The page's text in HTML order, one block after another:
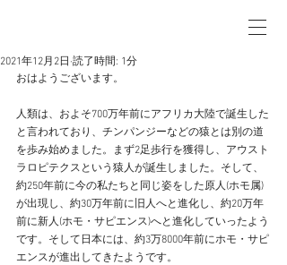
2021年12月2日 読了時間: 1分
おはようございます。
人類は、およそ700万年前にアフリカ大陸で誕生した
と言われており、チンパンジーなどの猿とは別の道
を歩み始めました。まず2足歩行を獲得し、アウスト
ラロピテクスという猿人が誕生しました。そして、
約250年前に今の私たちと同じ姿をした原人(ホモ属)
が出現し、約30万年前に旧人へと進化し、約20万年
前に新人(ホモ・サピエンス)へと進化していったよう
です。そして日本には、約3万8000年前にホモ・サピ
エンスが進出してきたようです。